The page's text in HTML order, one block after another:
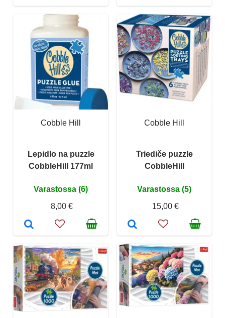
Cobble Hill
Lepidlo na puzzle
CobbleHill 177ml
Varastossa (6)
8,00 €
Cobble Hill
Triediče puzzle
CobbleHill
Varastossa (5)
15,00 €